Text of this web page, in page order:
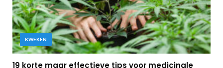
KWEKEN
19 korte maar effectieve tips voor medicinale